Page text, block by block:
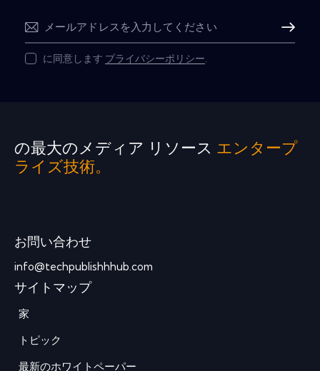
購読
に同意します プライバシーポリシー.
の最大のメディア リソース エンタープ
ライズ技術。
お問い合わせ
info@techpublishhhub.com
サイトマップ
家
トピック
最新のホワイトペーパー